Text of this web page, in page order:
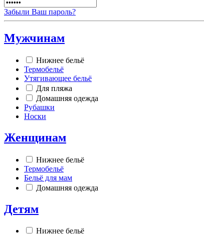
Забыли Ваш пароль?
Мужчинам
Нижнее бельё
Термобельё
Утягивающее бельё
Для пляжа
Домашняя одежда
Рубашки
Носки
Женщинам
Нижнее бельё
Термобельё
Бельё для мам
Домашняя одежда
Детям
Нижнее бельё